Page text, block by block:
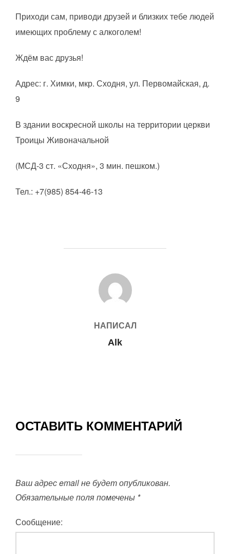
Приходи сам, приводи друзей и близких тебе людей
имеющих проблему с алкоголем!
Ждём вас друзья!
Адрес: г. Химки, мкр. Сходня, ул. Первомайская, д.
9
В здании воскресной школы на территории церкви
Троицы Живоначальной
(МСД-3 ст. «Сходня», 3 мин. пешком.)
Тел.: +7(985) 854-46-13
АВТОР ЗАПИСИ
НАПИСАЛ
Alk
ОСТАВИТЬ КОММЕНТАРИЙ
Ваш адрес email не будет опубликован.
Обязательные поля помечены *
Сообщение: